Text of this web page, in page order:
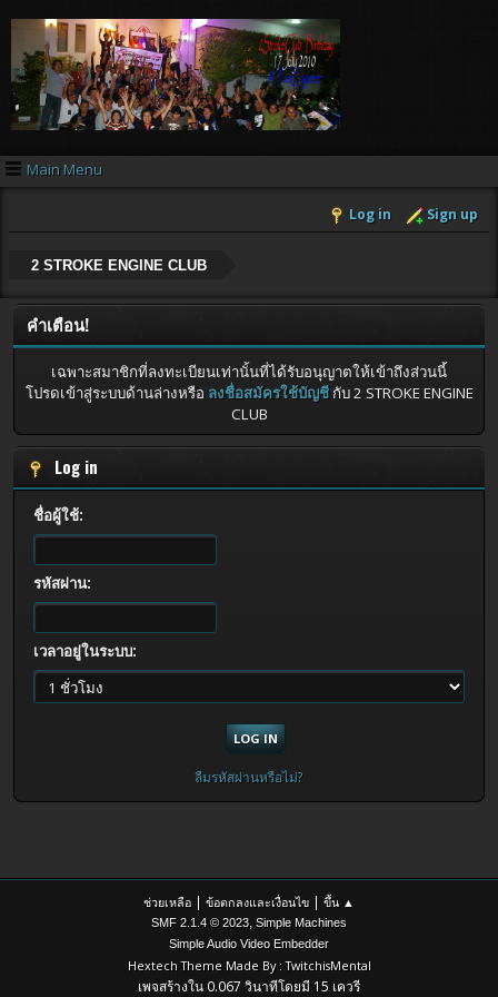
Main Menu
Log in Sign up
2 STROKE ENGINE CLUB
คำเตือน!
เฉพาะสมาชิกที่ลงทะเบียนเท่านั้นที่ได้รับอนุญาตให้เข้าถึงส่วนนี้
โปรดเข้าสู่ระบบด้านล่างหรือ ลงชื่อสมัครใช้บัญชีกับ 2 STROKE ENGINE
CLUB
Log in
ชื่อผู้ใช้:
รหัสผ่าน:
เวลาอยู่ในระบบ:
ลืมรหัสผ่านหรือไม่?
ช่วยเหลือ | ข้อตกลงและเงื่อนไข | ขึ้น ▲
SMF 2.1.4 © 2023, Simple Machines
Simple Audio Video Embedder
Hextech Theme Made By : TwitchisMental
เพจสร้างใน 0.067 วินาทีโดยมี 15 เควรี